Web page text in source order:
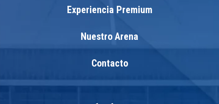
Experiencia Premium
Nuestro Arena
Contacto